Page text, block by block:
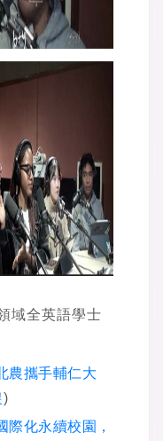
域全英語學士
農攜手輔仁大
)
際化永續校園，